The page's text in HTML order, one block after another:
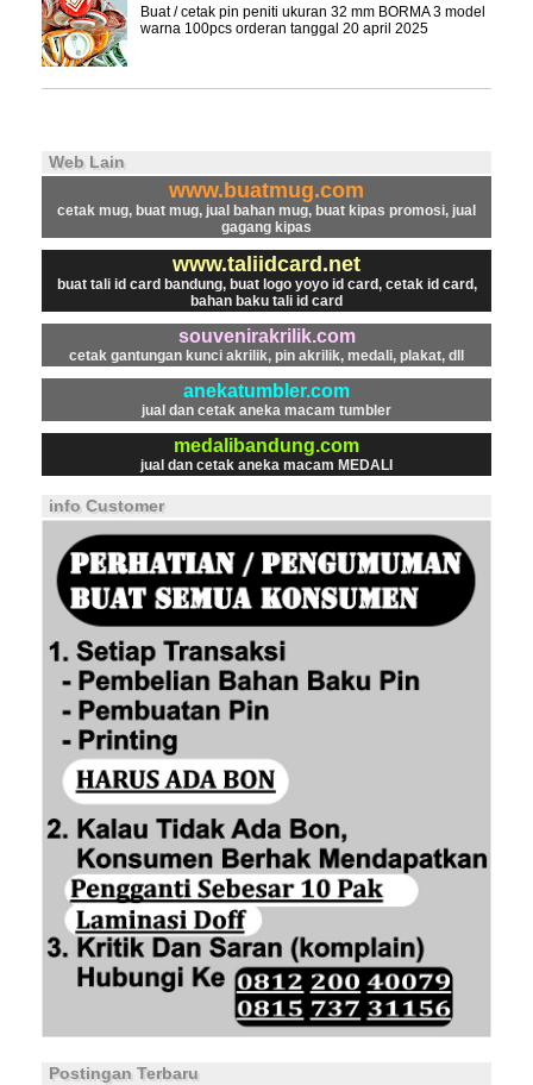
Buat / cetak pin peniti ukuran 32 mm BORMA 3 model
warna 100pcs orderan tanggal 20 april 2025
Web Lain
www.buatmug.com
cetak mug, buat mug, jual bahan mug, buat kipas promosi, jual
gagang kipas
www.taliidcard.net
buat tali id card bandung, buat logo yoyo id card, cetak id card,
bahan baku tali id card
souvenirakrilik.com
cetak gantungan kunci akrilik, pin akrilik, medali, plakat, dll
anekatumbler.com
jual dan cetak aneka macam tumbler
medalibandung.com
jual dan cetak aneka macam MEDALI
info Customer
Postingan Terbaru